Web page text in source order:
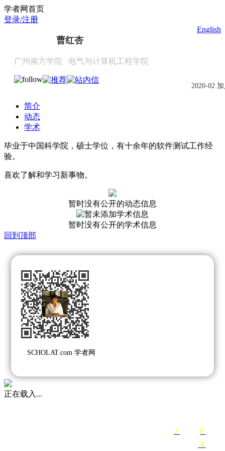
学者网首页
登录/注册
English
2 8
4
曹红杏
广州南方学院 电气与计算机工程学院
2020-02
简介
动态
学术
毕业于中国科学院，硕士学位，有十余年的软件测试工作经
验。
喜欢了解和学习新事物。
暂时没有公开的动态信息
暂时没有公开的学术信息
回到顶部
SCHOLAT.com 学者网
正在载入...